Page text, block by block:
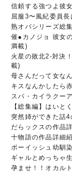
信頼する強つよ彼
屈服3〜風紀委員
熟オバシリーズ総
催●カノジョ 彼女
満載)
火星の敗北2-対決
載)
母さんだって女な
キスなんかしたら
スパ・カイラクー
【総集編】はいと
突然姉ができた話
だらックスの作品
十物語の作品詳細
ボーイッシュ幼馴
ギャルとめっちゃ
孕ませ！！オカル